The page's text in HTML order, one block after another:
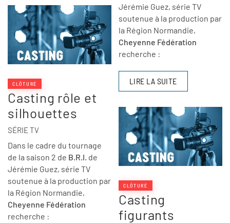
CLÔTURÉ
Casting rôle et
silhouettes
SÉRIE TV
Dans le cadre du tournage
de la saison 2 de B.R.I. de
Jérémie Guez, série TV
soutenue à la production par
la Région Normandie,
Cheyenne Fédération
recherche :
Jérémie Guez, série TV
soutenue à la production par
la Région Normandie,
Cheyenne Fédération
recherche :
LIRE LA SUITE
CLÔTURÉ
Casting
figurants